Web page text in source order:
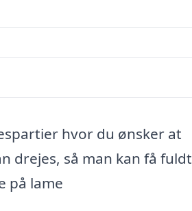
hvor du ønsker at
drejes, så man kan få fuldt
på lame